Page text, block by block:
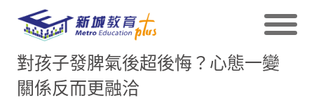
對孩子發脾氣後超後悔？心態一變
關係反而更融洽